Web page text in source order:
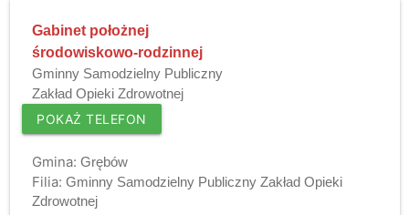
Gabinet położnej
środowiskowo-rodzinnej
Gminny Samodzielny Publiczny
Zakład Opieki Zdrowotnej
POKAŻ TELEFON
Gmina: Grębów
Filia: Gminny Samodzielny Publiczny Zakład Opieki
Zdrowotnej